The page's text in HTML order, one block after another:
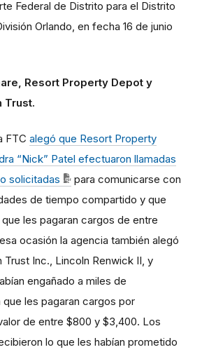
Federal de Distrito para el Distrito
Orlando, en fecha 16 de junio
Resort Property Depot y
Trust.
FTC alegó que Resort Property
“Nick” Patel efectuaron llamadas
solicitadas
para comunicarse con
de tiempo compartido y que
les pagaran cargos de entre
ocasión la agencia también alegó
Trust Inc., Lincoln Renwick II, y
engañado a miles de
les pagaran cargos por
de entre $800 y $3,400. Los
lo que les habían prometido